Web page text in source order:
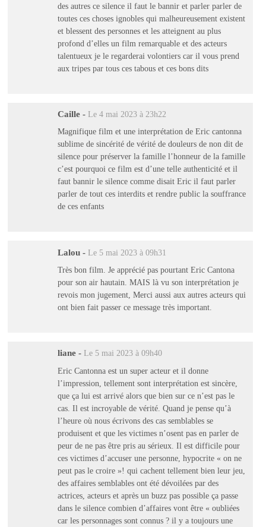
des autres ce silence il faut le bannir et parler parler de
toutes ces choses ignobles qui malheureusement existent
et blessent des personnes et les atteignent au plus
profond d’elles un film remarquable et des acteurs
talentueux je le regarderai volontiers car il vous prend
aux tripes par tous ces tabous et ces bons dits
Caille - Le 4 mai 2023 à 23h22
Magnifique film et une interprétation de Eric cantonna
sublime de sincérité de vérité de douleurs de non dit de
silence pour préserver la famille l’honneur de la famille
c’est pourquoi ce film est d’une telle authenticité et il
faut bannir le silence comme disait Eric il faut parler
parler de tout ces interdits et rendre public la souffrance
de ces enfants
Lalou - Le 5 mai 2023 à 09h31
Très bon film. Je apprécié pas pourtant Eric Cantona
pour son air hautain. MAIS là vu son interprétation je
revois mon jugement, Merci aussi aux autres acteurs qui
ont bien fait passer ce message très important.
liane - Le 5 mai 2023 à 09h40
Eric Cantonna est un super acteur et il donne
l’impression, tellement sont interprétation est sincère,
que ça lui est arrivé alors que bien sur ce n’est pas le
cas. Il est incroyable de vérité. Quand je pense qu’à
l’heure où nous écrivons des cas semblables se
produisent et que les victimes n’osent pas en parler de
peur de ne pas être pris au sérieux. Il est difficile pour
ces victimes d’accuser une personne, hypocrite « on ne
peut pas le croire »! qui cachent tellement bien leur jeu,
des affaires semblables ont été dévoilées par des
actrices, acteurs et après un buzz pas possible ça passe
dans le silence combien d’affaires vont être « oubliées
car les personnages sont connus ? il y a toujours une